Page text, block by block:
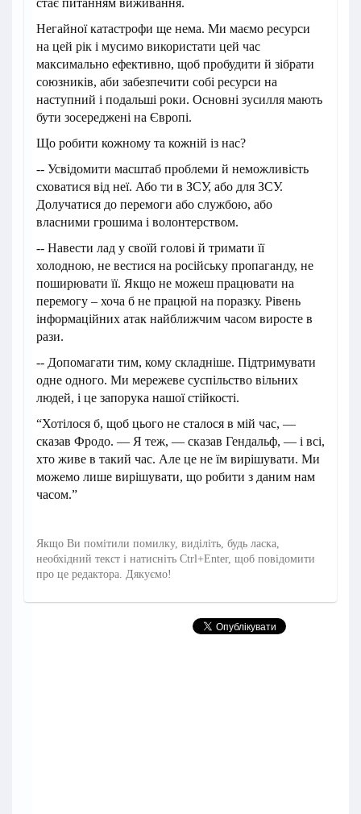
стає питанням виживання.
Негайної катастрофи ще нема. Ми маємо ресурси
на цей рік і мусимо використати цей час
максимально ефективно, щоб пробудити й зібрати
союзників, аби забезпечити собі ресурси на
наступний і подальші роки. Основні зусилля мають
бути зосереджені на Європі.
Що робити кожному та кожній із нас?
-- Усвідомити масштаб проблеми й неможливість
сховатися від неї. Або ти в ЗСУ, або для ЗСУ.
Долучатися до перемоги або службою, або
власними грошима і волонтерством.
-- Навести лад у своїй голові й тримати її
холодною, не вестися на російську пропаганду, не
поширювати її. Якщо не можеш працювати на
перемогу – хоча б не працюй на поразку. Рівень
інформаційних атак найближчим часом виросте в
рази.
-- Допомагати тим, кому складніше. Підтримувати
одне одного. Ми мережеве суспільство вільних
людей, і це запорука нашої стійкості.
“Хотілося б, щоб цього не сталося в мій час, —
сказав Фродо. — Я теж, — сказав Гендальф, — і всі,
хто живе в такий час. Але це не їм вирішувати. Ми
можемо лише вирішувати, що робити з даним нам
часом.”
Якщо Ви помітили помилку, виділіть, будь ласка,
необхідний текст і натисніть Ctrl+Enter, щоб повідомити
про це редактора. Дякуємо!